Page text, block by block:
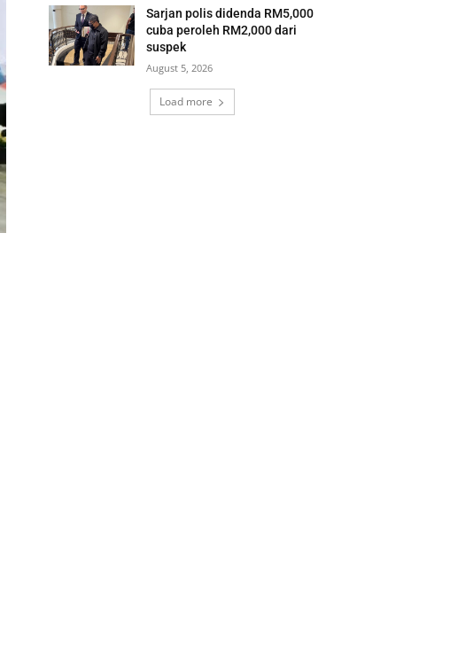
Sarjan polis didenda RM5,000
cuba peroleh RM2,000 dari
suspek
August 5, 2026
Load more